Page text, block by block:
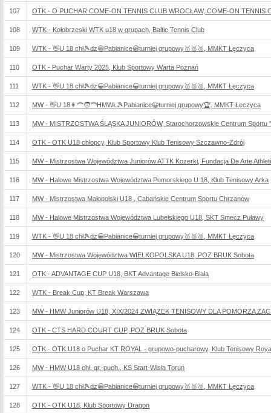
107 OTK - O PUCHAR COME-ON TENNIS CLUB WROCŁAW, COME-ON TENNIS
108 WTK - Kołobrzeski WTK u18 w grupach, Baltic Tennis Club
109 WTK - 👋U 18 chł🎾dz😀Pabianice😀turniej grupowy🥇🥈🥉, MMKT Łęczyca
110 OTK - Puchar Warty 2025, Klub Sportowy Warta Poznań
111 WTK - 👋U 18 chł🎾dz😀Pabianice😀turniej grupowy🥇🥈🥉, MMKT Łęczyca
112 MW - 👋U 18👩‍🦰🧑‍🦰HMWŁ🎾Pabianice😀turniej grupowy🏆, MMKT Łęczyca
113 MW - MISTRZOSTWA ŚLĄSKA JUNIORÓW, Starochorzowskie Centrum Sportu
114 OTK - OTK U18 chłopcy, Klub Sportowy Klub Tenisowy Szczawno-Zdrój
115 MW - Mistrzostwa Województwa Juniorów ATTK Kozerki, Fundacja De Arte
116 MW - Halowe Mistrzostwa Województwa Pomorskiego U 18, Klub Tenisowy Arka
117 MW - Mistrzostwa Małopolski U18 , Cabańskie Centrum Sportu Chrzanów
118 MW - Halowe Mistrzostwa Województwa Lubelskiego U18, SKT Smecz Puławy
119 WTK - 👋U 18 chł🎾dz😀Pabianice😀turniej grupowy🥇🥈🥉, MMKT Łęczyca
120 MW - Mistrzostwa Województwa WIELKOPOLSKA U18, POZ BRUK Sobota
121 OTK - ADVANTAGE CUP U18, BKT Advantage Bielsko-Biała
122 WTK - Break Cup, KT Break Warszawa
123 MW - HMW Juniorów U18, XIX/2024 ZWIĄZEK TENISOWY DLA POMORZA
124 OTK - CTS HARD COURT CUP, POZ BRUK Sobota
125 OTK - OTK U18 o Puchar KT ROYAL - grupowo-pucharowy, Klub Tenisowy
126 MW - HMW U18 chł. gr.-puch., KS Start-Wisła Toruń
127 WTK - 👋U 18 chł🎾dz😀Pabianice😀turniej grupowy🥇🥈🥉, MMKT Łęczyca
128 OTK - OTK U18, Klub Sportowy Dragon